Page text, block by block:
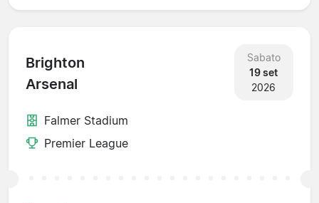
Brighton
Arsenal
Sabato
19 set
2026
Falmer Stadium
Premier League